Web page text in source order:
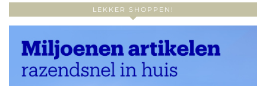
LEKKER SHOPPEN!